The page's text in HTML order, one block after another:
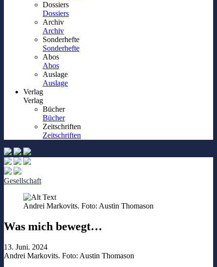
Dossiers
Dossiers
Archiv
Archiv
Sonderhefte
Sonderhefte
Abos
Abos
Auslage
Auslage
Verlag
Verlag
Bücher
Bücher
Zeitschriften
Zeitschriften
Gesellschaft
Andrei Markovits. Foto: Austin Thomason
Was mich bewegt…
13. Juni. 2024
Andrei Markovits. Foto: Austin Thomason